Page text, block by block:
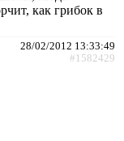
как грибок в
28/02/2012 13:33:49
#1582429